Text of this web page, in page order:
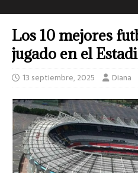
Los 10 mejores
jugado en el
13 septiembre, 2025 Diana